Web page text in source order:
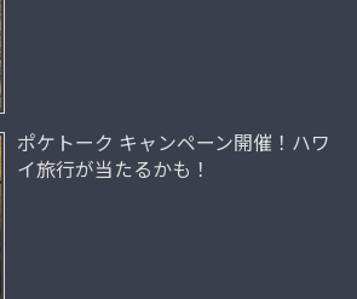
ポケトーク キャンペーン開催！ハワ
イ旅行が当たるかも！